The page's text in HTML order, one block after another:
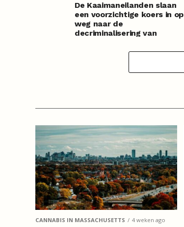
De Kaaimaneilanden slaan
een voorzichtige koers in op
weg naar de
decriminalisering van
CANNABIS IN MASSACHUSETTS 4 weken ago